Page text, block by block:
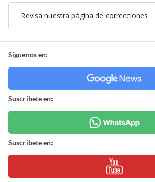
Revisa nuestra página de correcciones
Síguenos en:
Suscríbete en:
Suscríbete en: